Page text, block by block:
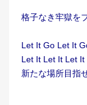
格子なき牢獄を
Let It Go Let It
Let It Let It Let It
新たな場所目指